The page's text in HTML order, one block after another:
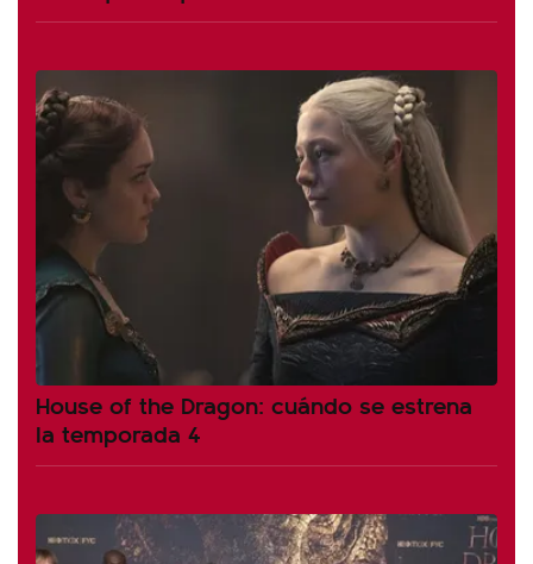
House of the Dragon: cuándo se estrena
la temporada 4